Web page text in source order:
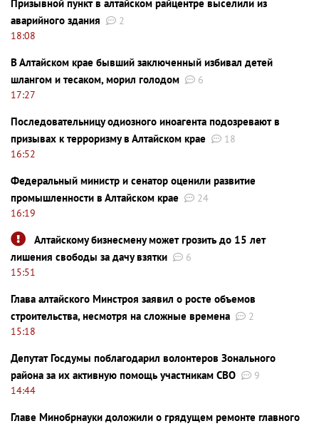
Призывной пункт в алтайском райцентре выселили из
аварийного здания
2
18:08
В Алтайском крае бывший заключенный избивал детей
шлангом и тесаком, морил голодом
6
17:27
Последовательницу одиозного иноагента подозревают в
призывах к терроризму в Алтайском крае
18
16:52
Федеральный министр и сенатор оценили развитие
промышленности в Алтайском крае
24
16:19
Алтайскому бизнесмену может грозить до 15 лет
лишения свободы за дачу взятки
6
15:51
Глава алтайского Минстроя заявил о росте объемов
строительства, несмотря на сложные времена
2
15:18
Депутат Госдумы поблагодарил волонтеров Зонального
района за их активную помощь участникам СВО
9
14:44
Главе Минобрнауки доложили о грядущем ремонте главного